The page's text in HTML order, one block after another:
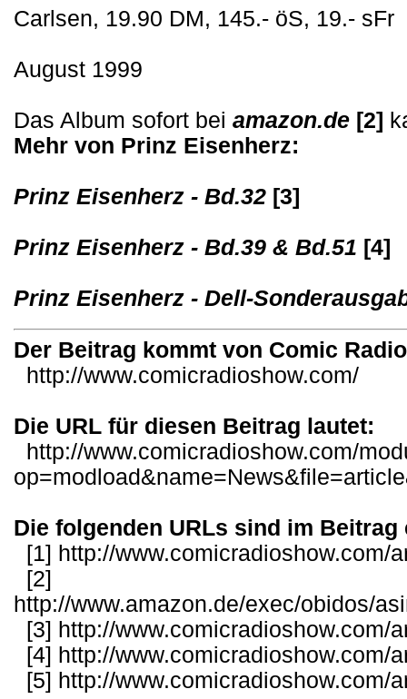
Carlsen, 19.90 DM, 145.- öS, 19.- sFr
August 1999
Das Album sofort bei amazon.de [2]
Mehr von Prinz Eisenherz:
Prinz Eisenherz - Bd.32 [3]
Prinz Eisenherz - Bd.39 & Bd.51 [4]
Prinz Eisenherz - Dell-
Der Beitrag kommt von Comic
http://www.comicradioshow.com/
Die URL für diesen Beitrag lautet:
http://www.comicradioshow.com/
Die folgenden URLs sind im Beitrag
[1] http://www.comicradioshow.com/
[2]
http://www.amazon.de/exec/obidos/
[3] http://www.comicradioshow.com/
[4] http://www.comicradioshow.com/
[5] http://www.comicradioshow.com/